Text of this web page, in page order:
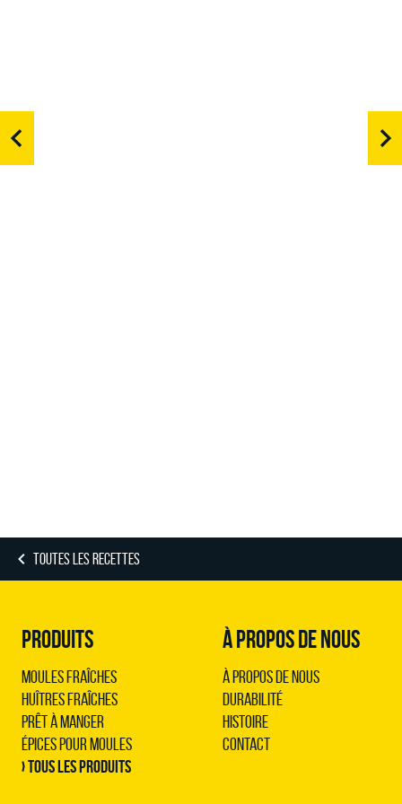
TOUTES LES RECETTES
PRODUITS
Moules Fraîches
Huîtres Fraîches
Prêt à Manger
Épices pour Moules
› Tous les produits
À PROPOS DE NOUS
À propos de nous
Durabilité
Histoire
Contact